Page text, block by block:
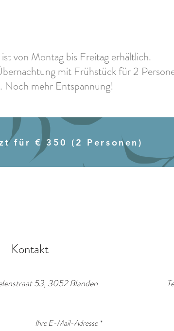
von Montag bis Freitag erhältlich.
mit Frühstück für 2
mehr Entspannung!
für € 350 (2 Personen)
Kontakt
53, 3052 Blanden
Ihre E-Mail-Adresse